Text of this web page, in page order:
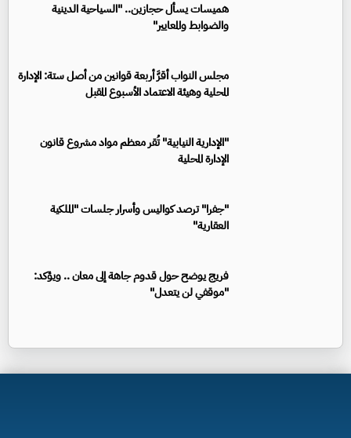
هميسات يسأل حجازين.. "السياحية الدينية
والضوابط والمعايير"
مجلس النواب أقرَّ أربعة قوانين من أصل ستة: الإدارة
المحلية وهيئة الاعتماد الأسبوع المقبل
"الإدارية النيابية" تُقر معظم مواد مشروع قانون
الإدارة المحلية
"جفرا" ترصد كواليس وأسرار جلسات "الملكية
العقارية"
فريج يوضح حول قدوم جاهة إلى معان .. ويؤكد:
"موقفي لن يتعدل"